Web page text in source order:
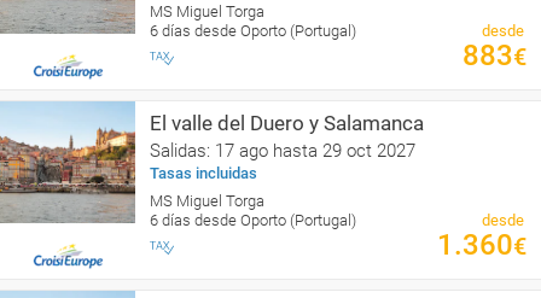
MS Miguel Torga
6 días desde Oporto (Portugal)
desde
883€
El valle del Duero y Salamanca
Salidas: 17 ago hasta 29 oct 2027
Tasas incluidas
MS Miguel Torga
6 días desde Oporto (Portugal)
desde
1.360€